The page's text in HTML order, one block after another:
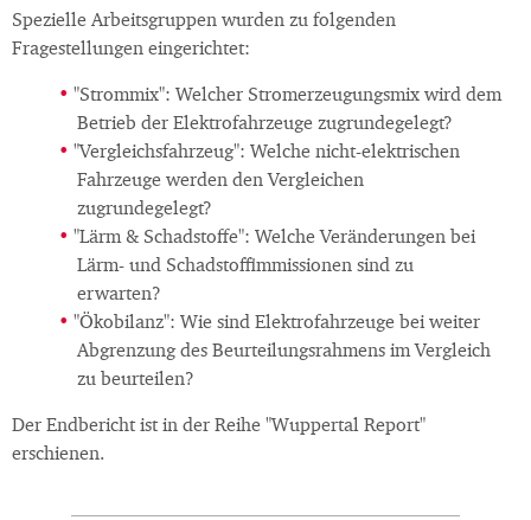
Spezielle Arbeitsgruppen wurden zu folgenden
Fragestellungen eingerichtet:
"Strommix": Welcher Stromerzeugungsmix wird dem
Betrieb der Elektrofahrzeuge zugrundegelegt?
"Vergleichsfahrzeug": Welche nicht-elektrischen
Fahrzeuge werden den Vergleichen
zugrundegelegt?
"Lärm & Schadstoffe": Welche Veränderungen bei
Lärm- und Schadstoffimmissionen sind zu
erwarten?
"Ökobilanz": Wie sind Elektrofahrzeuge bei weiter
Abgrenzung des Beurteilungsrahmens im Vergleich
zu beurteilen?
Der Endbericht ist in der Reihe "Wuppertal Report"
erschienen.